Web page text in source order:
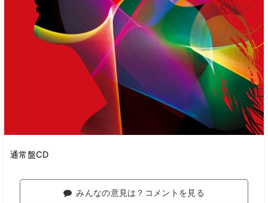
通常盤CD
みんなの意見は？コメントを見る